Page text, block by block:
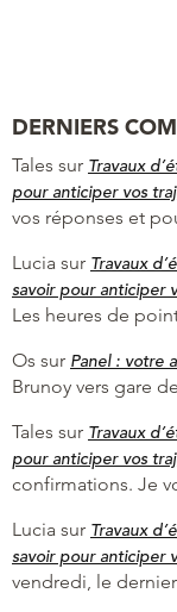
DERNIERS
Tales sur Travaux
pour anticiper vos
vos réponses et
Lucia sur Travaux
savoir pour anticiper
Les heures de
Os sur Panel : votre
Brunoy vers gare
Tales sur Travaux
pour anticiper vos
confirmations. Je
Lucia sur Travaux
savoir pour anticiper
vendredi, le